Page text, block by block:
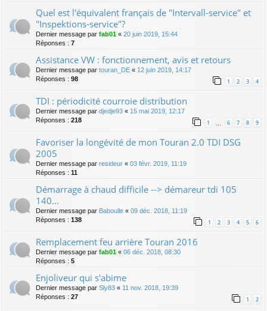
Quel est l'équivalent français de "Intervall-service" et
"Inspektions-service"?
Dernier message par fab01 « 20 juin 2019, 15:44
Réponses : 7
Assistance VW : fonctionnement, avis et retours
Dernier message par touran_DE « 12 juin 2019, 14:17
Réponses : 98 1 2 3 4
TDI : périodicité courroie distribution
Dernier message par djedje93 « 15 mai 2019, 12:17
Réponses : 218 1 6 7 8 9
Favoriser la longévité de mon Touran 2.0 TDI DSG
2005
Dernier message par resideur « 03 févr. 2019, 11:19
Réponses : 11
Démarrage à chaud difficile --> démareur tdi 105
140...
Dernier message par Baboulle « 09 déc. 2018, 11:19
Réponses : 138 1 2 3 4 5 6
Remplacement feu arrière Touran 2016
Dernier message par fab01 « 06 déc. 2018, 08:30
Réponses : 5
Enjoliveur qui s'abime
Dernier message par Sly83 « 11 nov. 2018, 19:39
Réponses : 27 1 2